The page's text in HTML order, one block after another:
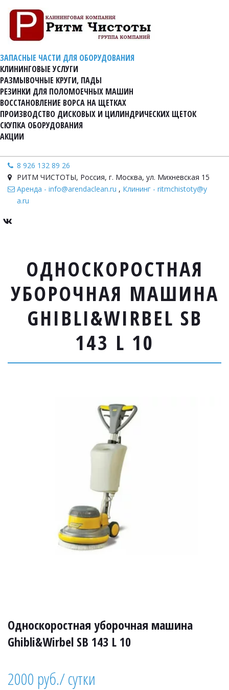
ЗАПАСНЫЕ ЧАСТИ ДЛЯ ОБОРУДОВАНИЯ
КЛИНИНГОВЫЕ УСЛУГИ
РАЗМЫВОЧНЫЕ КРУГИ, ПАДЫ
РЕЗИНКИ ДЛЯ ПОЛОМОЕЧНЫХ МАШИН
ВОССТАНОВЛЕНИЕ ВОРСА НА ЩЕТКАХ
ПРОИЗВОДСТВО ДИСКОВЫХ И ЦИЛИНДРИЧЕСКИХ ЩЕТОК
СКУПКА ОБОРУДОВАНИЯ
АКЦИИ
8 926 132 89 26
РИТМ ЧИСТОТЫ, Россия, г. Москва, ул. Михневская 15
Аренда - info@arendaclean.ru , Клининг - ritmchistoty@y
a.ru
ОДНОСКОРОСТНАЯ
УБОРОЧНАЯ МАШИНА
GHIBLI&WIRBEL SB
143 L 10
Односкоростная уборочная машина
Ghibli&Wirbel SB 143 L 10
2000 руб./ сутки